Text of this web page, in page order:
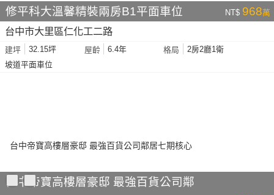
修平科大溫馨精裝兩房B1平面車位 NT$ 968萬
台中市大里區仁化工二路
建坪 32.15坪 屋齡 6.4年 格局
2房2廳1衛
坡道平面車位
台中帝寶高樓層豪邸 最強百貨公司鄰